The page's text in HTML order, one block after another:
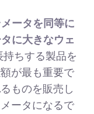
ータを同等に
に大きなウェ
ちする製品を
が最も重要で
ものを販売し
ータになるで